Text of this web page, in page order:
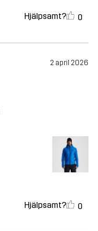
Hjälpsamt? 0
2 april 2026
Hjälpsamt? 0